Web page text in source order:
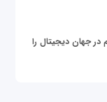
جهان دیجیتال را